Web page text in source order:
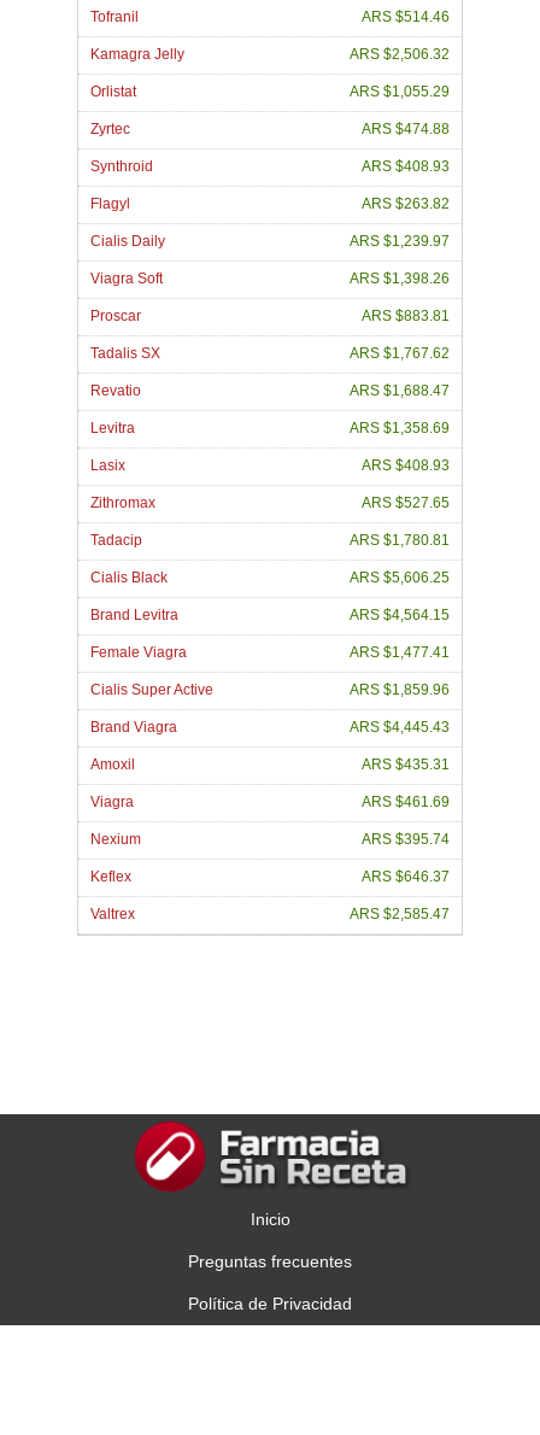
Tofranil ARS $514.46
Kamagra Jelly ARS $2,506.32
Orlistat ARS $1,055.29
Zyrtec ARS $474.88
Synthroid ARS $408.93
Flagyl ARS $263.82
Cialis Daily ARS $1,239.97
Viagra Soft ARS $1,398.26
Proscar ARS $883.81
Tadalis SX ARS $1,767.62
Revatio ARS $1,688.47
Levitra ARS $1,358.69
Lasix ARS $408.93
Zithromax ARS $527.65
Tadacip ARS $1,780.81
Cialis Black ARS $5,606.25
Brand Levitra ARS $4,564.15
Female Viagra ARS $1,477.41
Cialis Super Active ARS $1,859.96
Brand Viagra ARS $4,445.43
Amoxil ARS $435.31
Viagra ARS $461.69
Nexium ARS $395.74
Keflex ARS $646.37
Valtrex ARS $2,585.47
Inicio
Preguntas frecuentes
Política de Privacidad